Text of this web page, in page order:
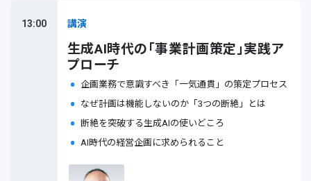
13:00 講演
生成AI時代の「事業計画策定」実践ア
プローチ
企画業務で意識すべき「一気通貫」の策定プロセス
なぜ計画は機能しないのか「3つの断絶」とは
断絶を突破する生成AIの使いどころ
AI時代の経営企画に求められること